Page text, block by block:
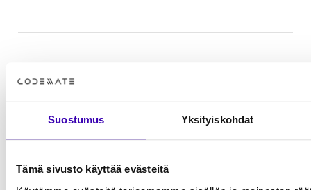
Suostumus Yksityiskohdat
Tämä sivusto käyttää evästeitä
Tutustu tiimimme muihin artikkeleihin ja
näkemyksiin